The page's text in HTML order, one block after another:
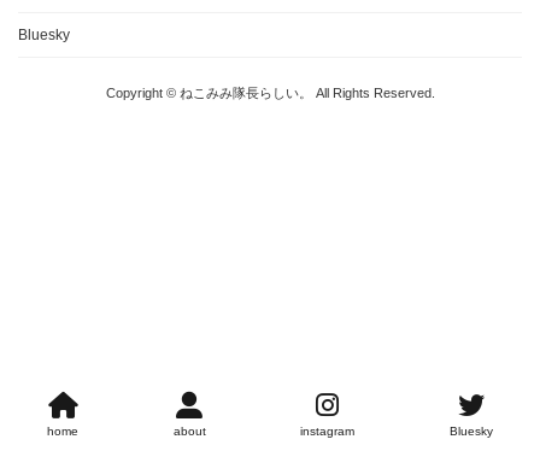
Bluesky
Copyright © ねこみみ隊長らしい。 All Rights Reserved.
home about instagram Bluesky